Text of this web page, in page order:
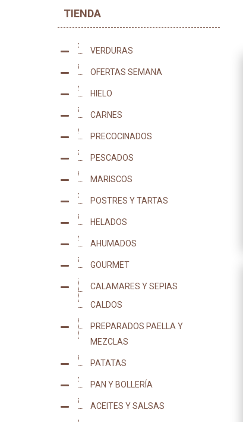
TIENDA
VERDURAS
OFERTAS SEMANA
HIELO
CARNES
PRECOCINADOS
PESCADOS
MARISCOS
POSTRES Y TARTAS
HELADOS
AHUMADOS
GOURMET
CALAMARES Y SEPIAS
CALDOS
PREPARADOS PAELLA Y
MEZCLAS
PATATAS
PAN Y BOLLERÍA
ACEITES Y SALSAS